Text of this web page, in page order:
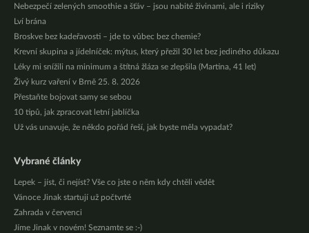
Nebezpečí zelených smoothie a šťáv – jsou nabité živinami, ale i riziky
Lví brána
Broskve bez kadeřavosti – jde to vůbec bez chemie?
Krevní skupina a jídelníček: mýtus, který přežil 30 let bez jediného důkazu
Léky mi snížili na minimum a štítná žláza se zlepšila (Martina, 41 let)
Živý kurz vaření v Brně 25. 8. 2026
Přestaňte bojovat samy se sebou
10 tipů, jak zpracovat letní jablíčka
Už vás unavuje, že někdo pořád řeší, jak byste měla vypadat?
Vybrané články
Lepek – jíst, či nejíst? Vše co jste o něm kdy chtěli vědět
Vánoce Jinak startují už počtvrté
Zahrada v červenci
Jíme Jinak v novém! Seznamte se :-)